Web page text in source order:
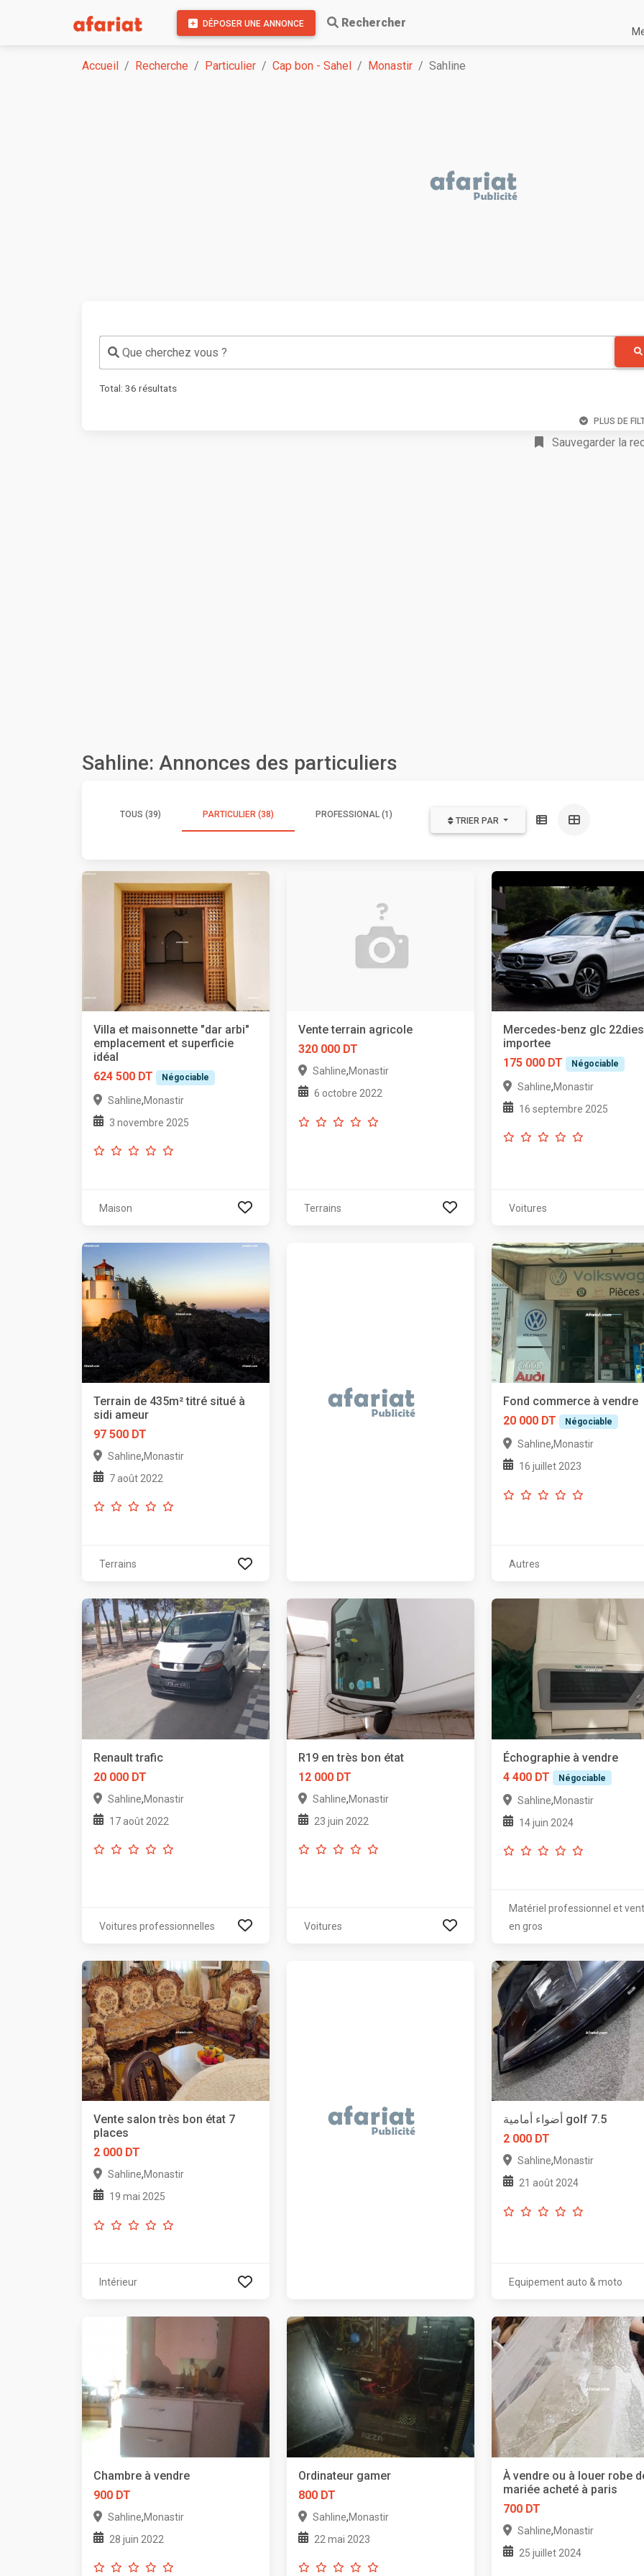
DÉPOSER UNE ANNONCE Rechercher
Accueil Recherche Particulier Cap bon - Sahel Monastir Sahline
Que cherchez vous ?
Total: 36 résultats
PLUS DE
Sauvegarder la
Sahline: Annonces des particuliers
TOUS (39) PARTICULIER (38) PROFESSIONAL (1)
TRIER PAR
Villa et maisonnette "dar arbi"
emplacement et superficie
idéal
624 500 DT
Négociable
Sahline,Monastir
3 novembre 2025
Maison
Vente terrain agricole
320 000 DT
Sahline,Monastir
6 octobre 2022
Terrains
Mercedes-benz glc
importee
175 000 DT
Négociable
Sahline,Monastir
16 septembre 2025
Voitures
Terrain de 435m² titré situé à
sidi ameur
97 500 DT
Sahline,Monastir
7 août 2022
Terrains
Fond commerce à vendre
20 000 DT
Négociable
Sahline,Monastir
16 juillet 2023
Autres
Renault trafic
20 000 DT
Sahline,Monastir
17 août 2022
Voitures professionnelles
R19 en très bon état
12 000 DT
Sahline,Monastir
23 juin 2022
Voitures
Échographie à vendre
4 400 DT
Négociable
Sahline,Monastir
14 juin 2024
Matériel professionnel et
en gros
Vente salon très bon état 7
places
2 000 DT
Sahline,Monastir
19 mai 2025
Intérieur
أضواء أمامية golf 7.5
2 000 DT
Sahline,Monastir
21 août 2024
Equipement auto & moto
Chambre à vendre
900 DT
Sahline,Monastir
28 juin 2022
Ordinateur gamer
800 DT
Sahline,Monastir
22 mai 2023
À vendre ou à louer robe
mariée acheté à paris
700 DT
Sahline,Monastir
25 juillet 2024